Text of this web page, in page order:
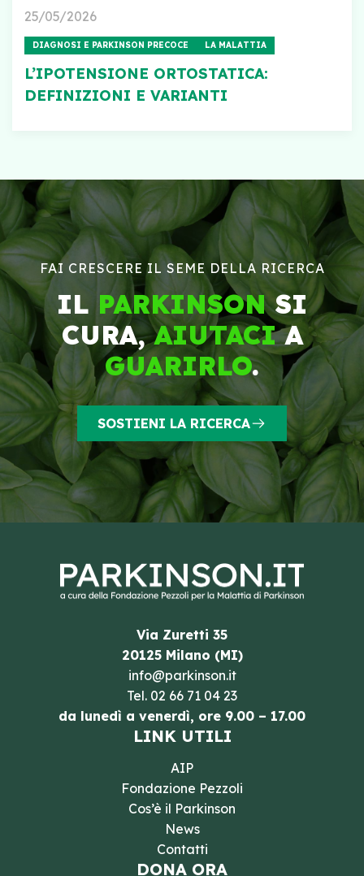
25/05/2026
DIAGNOSI E PARKINSON PRECOCE LA MALATTIA
L’IPOTENSIONE ORTOSTATICA:
DEFINIZIONI E VARIANTI
FAI CRESCERE IL SEME DELLA RICERCA
ILPARKINSONSI
CURA,AIUTACIA
GUARIRLO.
SOSTIENI LA RICERCA
Via Zuretti 35
20125 Milano (MI)
info@parkinson.it
Tel. 02 66 71 04 23
da lunedì a venerdì, ore 9.00 – 17.00
LINK UTILI
AIP
Fondazione Pezzoli
Cos’è il Parkinson
News
Contatti
DONA ORA